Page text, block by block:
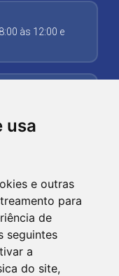
usa
e outras
para
de
seguintes
a
do site,
às 12:00 e